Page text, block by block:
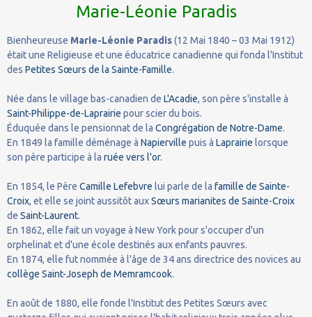
Marie-Léonie Paradis
Bienheureuse Marie-Léonie Paradis(12 Mai 1840 – 03 Mai 1912)
était une Religieuse et une éducatrice canadienne qui fonda l'Institut
des Petites Sœurs de la Sainte-Famille.
Née dans le village bas-canadien de L'Acadie, son père s'installe à
Saint-Philippe-de-Laprairie pour scier du bois.
Éduquée dans le pensionnat de la Congrégation de Notre-Dame.
En 1849 la famille déménage à Napierville puis à Laprairie lorsque
son père participe à la ruée vers l'or.
En 1854, le Père Camille Lefebvre lui parle de la famille de Sainte-
Croix, et elle se joint aussitôt auxSœurs marianites de Sainte-Croix
de Saint-Laurent.
En 1862, elle fait un voyage à New York pour s'occuper d'un
orphelinat et d'une école destinés aux enfants pauvres.
En 1874, elle fut nommée à l'âge de 34 ans directrice des novices au
collège Saint-Joseph de Memramcook.
En août de 1880, elle fonde l'Institut des Petites Sœurs avec